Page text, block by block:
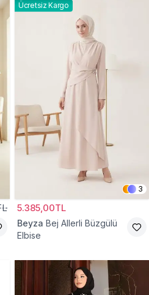
Ücretsiz Kargo
3
5.385,00TL
Beyza Bej Allerli Büzgülü
Elbise